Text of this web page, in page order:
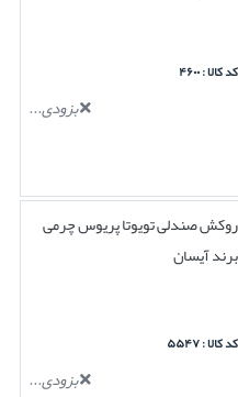
کد کالا : ۴۶۰۰
بزودی...
روکش صندلی تویوتا پریوس چرمی
برند آیسان
کد کالا : ۵۵۴۷
بزودی...